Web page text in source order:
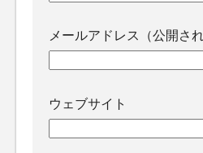
メールアドレス（公開さ
ウェブサイト